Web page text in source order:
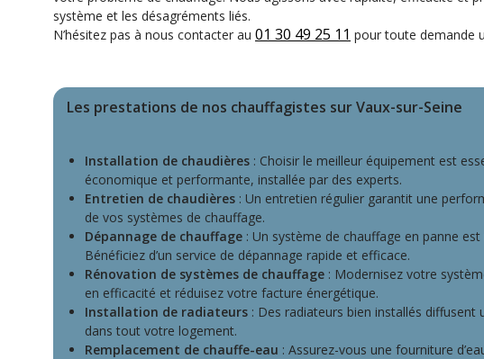
système et les désagréments liés.
N’hésitez pas à nous contacter au 01 30 49 25 11 pour toute demande
Les prestations de nos chauffagistes sur Vaux-sur-Seine
Installation de chaudières : Choisir le meilleur équipement est
économique et performante, installée par des experts.
Entretien de chaudières : Un entretien régulier garantit une
de vos systèmes de chauffage.
Dépannage de chauffage : Un système de chauffage en panne
Bénéficiez d’un service de dépannage rapide et efficace.
Rénovation de systèmes de chauffage : Modernisez votre
en efficacité et réduisez votre facture énergétique.
Installation de radiateurs : Des radiateurs bien installés
dans tout votre logement.
Remplacement de chauffe-eau : Assurez-vous une fourniture